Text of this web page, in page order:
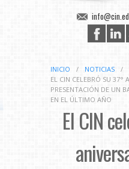
INICIO / NOTICIAS
/
EL CIN CELEBRÓ SU 37°
PRESENTACIÓN DE UN
EN EL ÚLTIMO AÑO
El CIN